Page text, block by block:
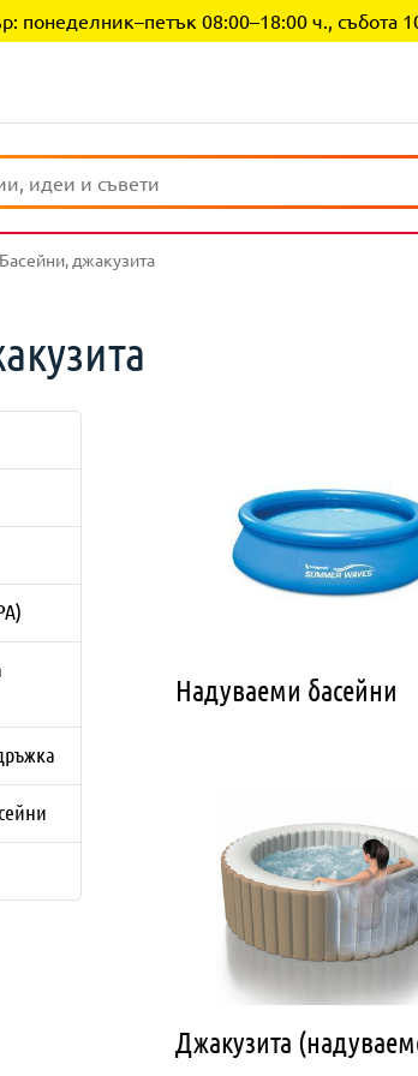
понеделник–петък 08:00–18:00 ч., събота
Басейни, джакузита
Надуваеми басейни
Джакузита